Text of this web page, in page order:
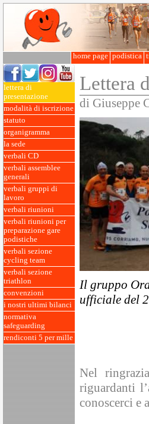
home page podistica
lettera di
presentazione
modalità di iscrizione
statuto
organigramma
la sede
verbali CD
verbali assemblee
generali
verbali gruppi di
lavoro
verbali riunioni
verbali riunioni per
preparazione gare
podistiche
verbali sezione
cycling team
verbali sezione
triathlon
convenzioni
i nostri ultimi bilanci
normativa
safeguarding
rendiconti 5 per mille
Lettera
di Giuseppe
Il gruppo
ufficiale del
Nel
riguardanti
conoscerci e